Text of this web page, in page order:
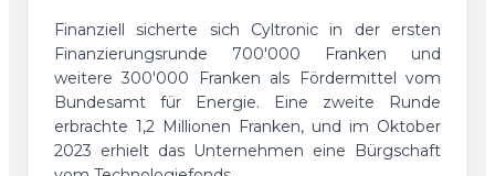
Finanziell sicherte sich Cyltronic in der ersten
Finanzierungsrunde 700'000 Franken und
weitere 300'000 Franken als Fördermittel vom
Bundesamt für Energie. Eine zweite Runde
erbrachte 1,2 Millionen Franken, und im Oktober
2023 erhielt das Unternehmen eine Bürgschaft